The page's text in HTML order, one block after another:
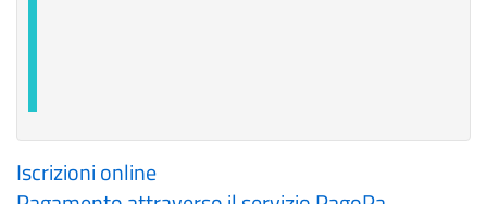
Iscrizioni online